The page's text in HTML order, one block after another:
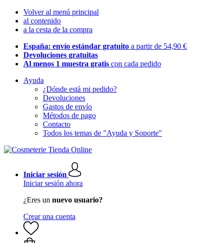
Volver al menú principal
al contenido
a la cesta de la compra
España: envío estándar gratuito a partir de 54,90 €
Devoluciones gratuitas
Al menos 1 muestra gratis con cada pedido
Ayuda
¿Dónde está mi pedido?
Devoluciones
Gastos de envío
Métodos de pago
Contacto
Todos los temas de "Ayuda y Soporte"
Iniciar sesión
Iniciar sesión ahora
¿Eres un nuevo usuario?
Crear una cuenta